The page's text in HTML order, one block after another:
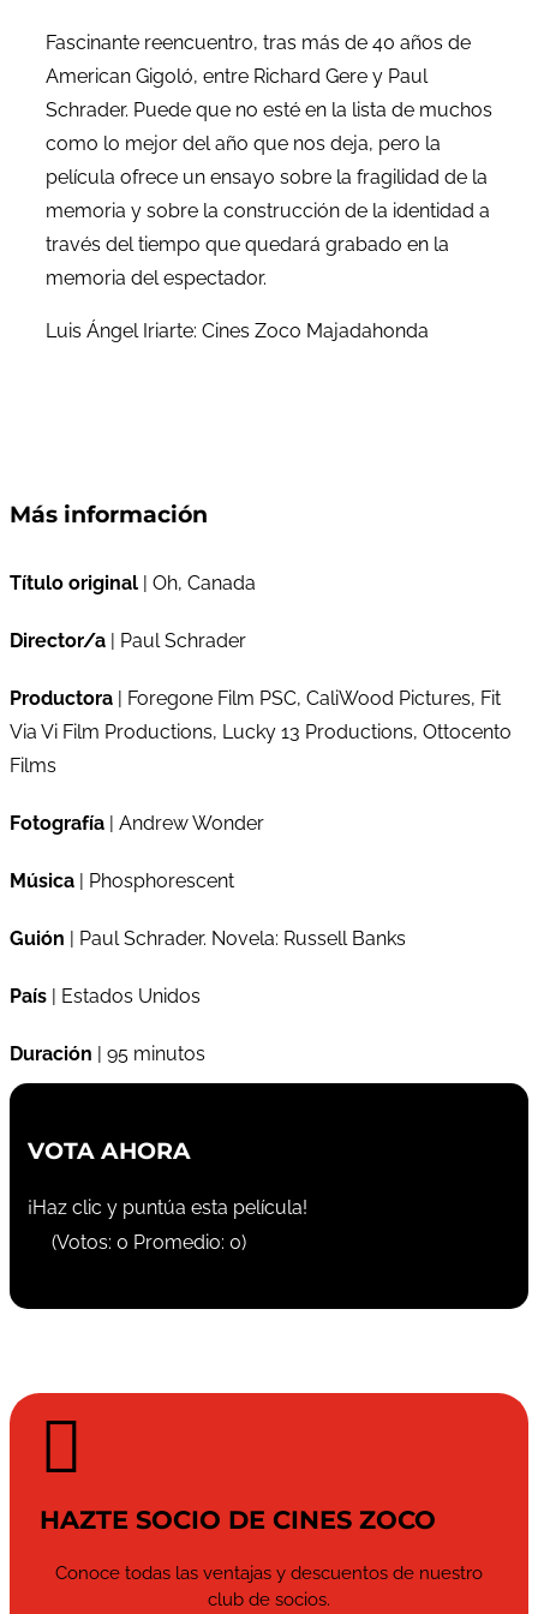
Fascinante reencuentro, tras más de 40 años de
American Gigoló, entre Richard Gere y Paul
Schrader. Puede que no esté en la lista de muchos
como lo mejor del año que nos deja, pero la
película ofrece un ensayo sobre la fragilidad de la
memoria y sobre la construcción de la identidad a
través del tiempo que quedará grabado en la
memoria del espectador.
Luis Ángel Iriarte: Cines Zoco Majadahonda
Más información
Título original | Oh, Canada
Director/a | Paul Schrader
Productora | Foregone Film PSC, CaliWood Pictures, Fit
Via Vi Film Productions, Lucky 13 Productions, Ottocento
Films
Fotografía | Andrew Wonder
Música | Phosphorescent
Guión | Paul Schrader. Novela: Russell Banks
País | Estados Unidos
Duración | 95 minutos
VOTA AHORA
¡Haz clic y puntúa esta película!
(Votos: 0 Promedio: 0)

HAZTE SOCIO DE CINES ZOCO
Conoce todas las ventajas y descuentos de nuestro
club de socios.